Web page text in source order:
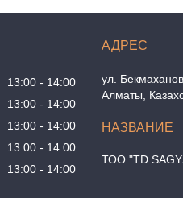
13:00
14:00
13:00
14:00
13:00
14:00
13:00
14:00
13:00
14:00
ул.
Алматы,
ТОО "TD